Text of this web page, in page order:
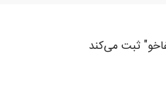
ثبت می‌کند